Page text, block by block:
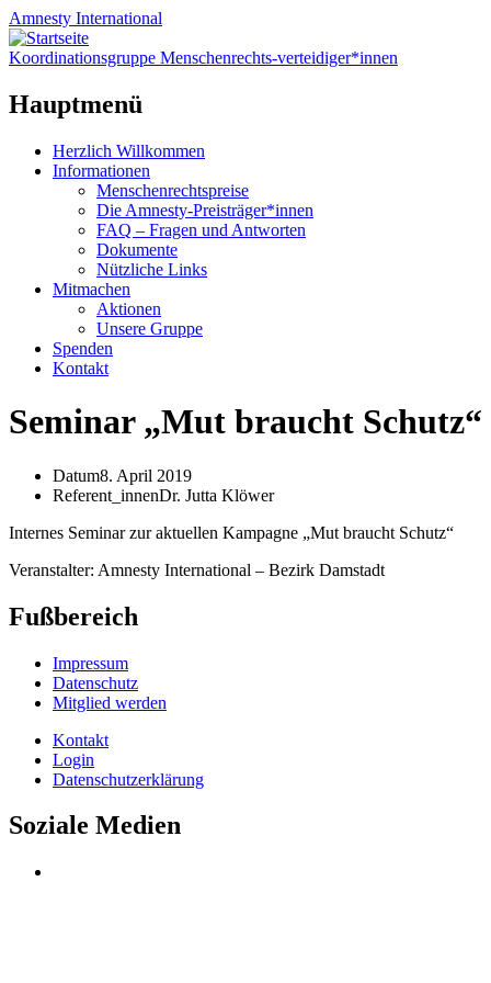
Amnesty International
Koordinationsgruppe Menschenrechts-verteidiger*innen
Hauptmenü
Zum
Inhalt
Herzlich Willkommen
Informationen
Menschenrechtspreise
Die Amnesty-Preisträger*innen
FAQ – Fragen und Antworten
Dokumente
Nützliche Links
Mitmachen
Aktionen
Unsere Gruppe
Spenden
Kontakt
Seminar „Mut braucht Schutz“
Datum8. April 2019
Referent_innenDr. Jutta Klöwer
Internes Seminar zur aktuellen Kampagne „Mut braucht Schutz“
Veranstalter: Amnesty International – Bezirk Damstadt
Fußbereich
Impressum
Datenschutz
Mitglied werden
Kontakt
Login
Datenschutzerklärung
Soziale Medien